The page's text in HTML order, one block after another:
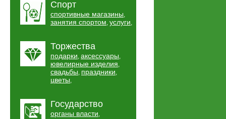
Спорт
спортивные магазины,
занятия спортом, услуги,
Торжества
подарки, аксессуары,
ювелирные изделия,
свадьбы, праздники,
цветы,
Государство
органы власти,